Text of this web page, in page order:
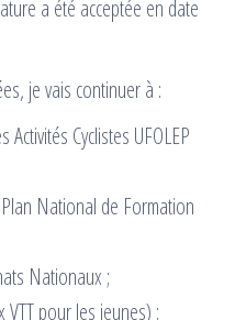
a été acceptée en date
je vais continuer à :
Cyclistes UFOLEP
National de Formation
Nationaux ;
pour les jeunes) ;